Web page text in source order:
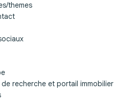
themes
recherche et portail immobilier